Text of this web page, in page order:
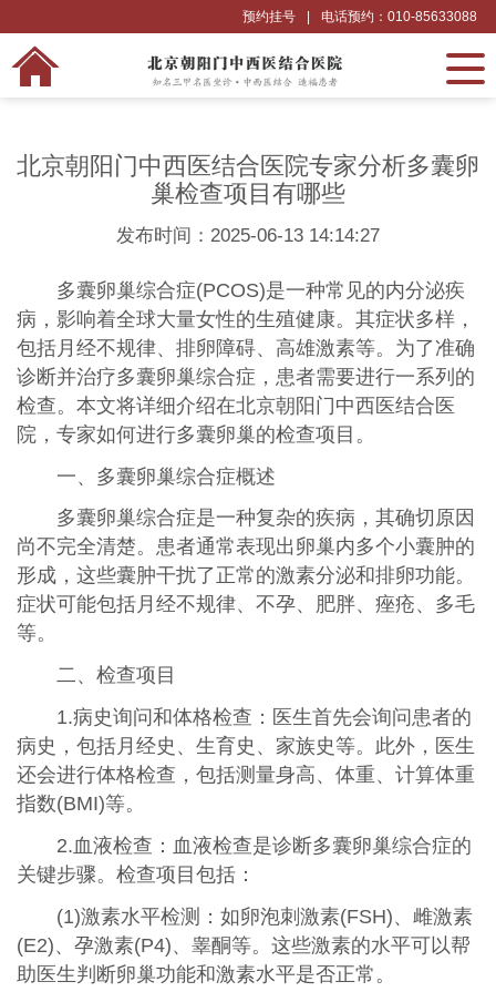
电话预约：010-85633088
预约挂号
北京朝阳门中西医结合医院专家分析多囊卵
巢检查项目有哪些
发布时间：2025-06-13 14:14:27
多囊卵巢综合症(PCOS)是一种常见的内分泌疾
病，影响着全球大量女性的生殖健康。其症状多样，
包括月经不规律、排卵障碍、高雄激素等。为了准确
诊断并治疗多囊卵巢综合症，患者需要进行一系列的
检查。本文将详细介绍在北京朝阳门中西医结合医
院，专家如何进行多囊卵巢的检查项目。
一、多囊卵巢综合症概述
多囊卵巢综合症是一种复杂的疾病，其确切原因
尚不完全清楚。患者通常表现出卵巢内多个小囊肿的
形成，这些囊肿干扰了正常的激素分泌和排卵功能。
症状可能包括月经不规律、不孕、肥胖、痤疮、多毛
等。
二、检查项目
1.病史询问和体格检查：医生首先会询问患者的
病史，包括月经史、生育史、家族史等。此外，医生
还会进行体格检查，包括测量身高、体重、计算体重
指数(BMI)等。
2.血液检查：血液检查是诊断多囊卵巢综合症的
关键步骤。检查项目包括：
(1)激素水平检测：如卵泡刺激素(FSH)、雌激素
(E2)、孕激素(P4)、睾酮等。这些激素的水平可以帮
助医生判断卵巢功能和激素水平是否正常。